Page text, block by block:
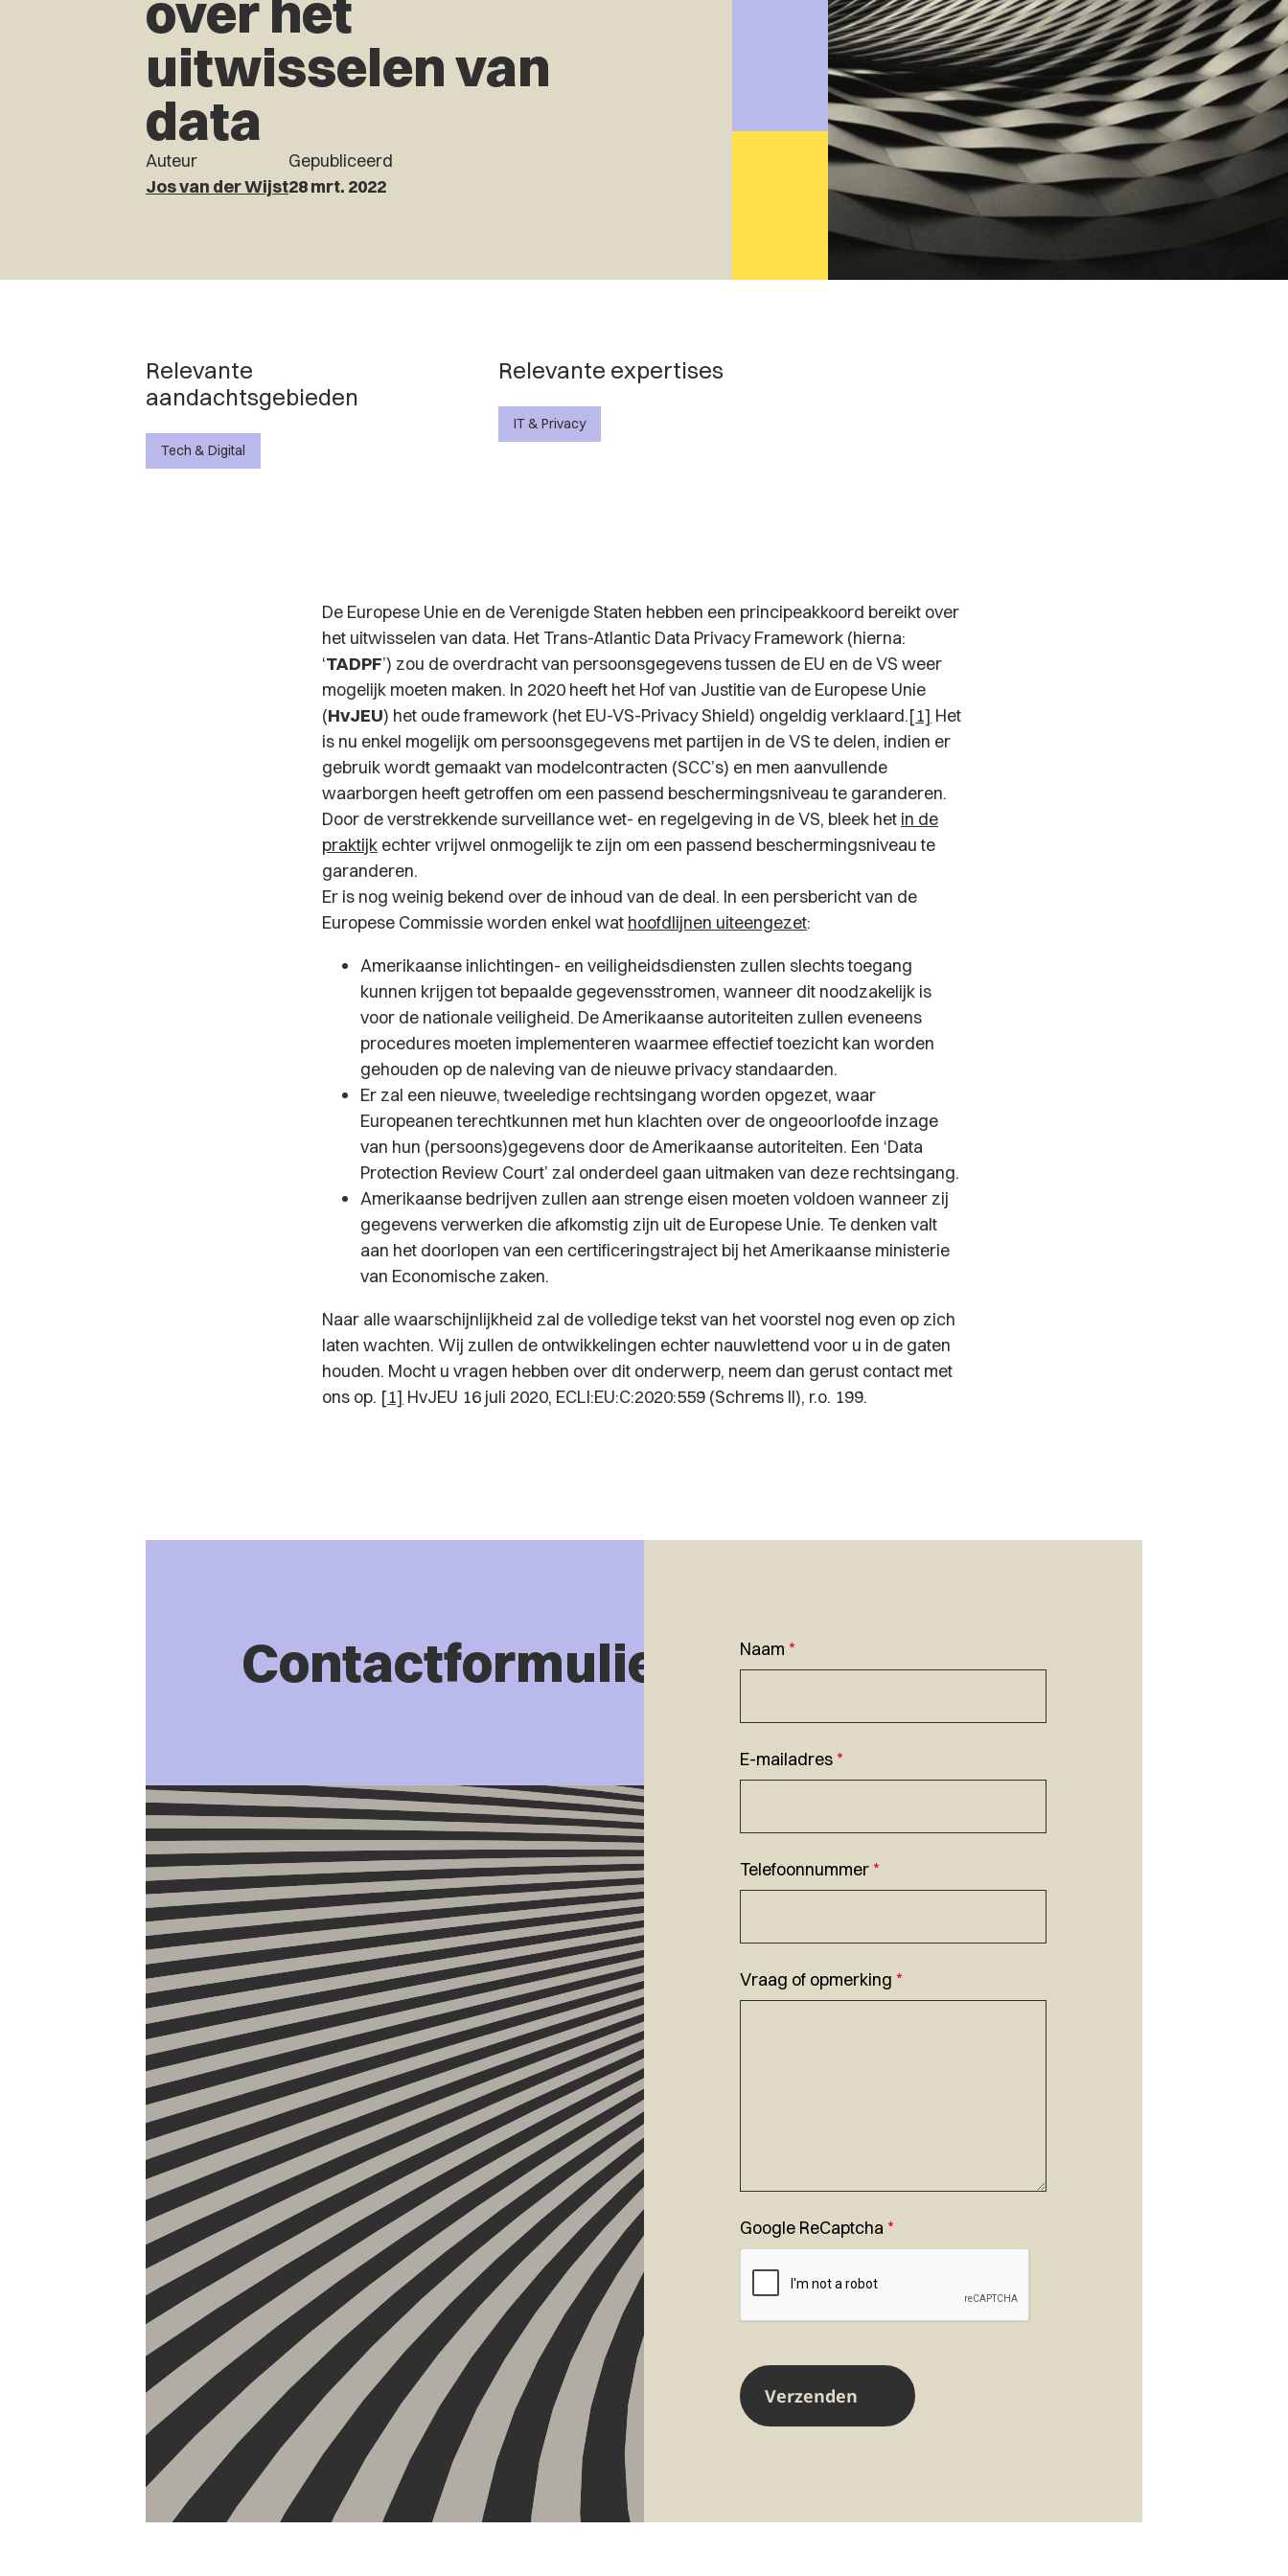
uitwisselen van
data
Auteur
Jos van der Wijst
Gepubliceerd
28 mrt. 2022
Relevante
aandachtsgebieden
Tech & Digital
Relevante expertises
IT & Privacy
De Europese Unie en de Verenigde Staten hebben een principeakkoord bereikt over
het uitwisselen van data. Het Trans-Atlantic Data Privacy Framework (hierna:
‘TADPF’) zou de overdracht van persoonsgegevens tussen de EU en de VS weer
mogelijk moeten maken. In 2020 heeft het Hof van Justitie van de Europese Unie
(HvJEU) het oude framework (het EU-VS-Privacy Shield) ongeldig verklaard.[1] Het
is nu enkel mogelijk om persoonsgegevens met partijen in de VS te delen, indien er
gebruik wordt gemaakt van modelcontracten (SCC’s) en men aanvullende
waarborgen heeft getroffen om een passend beschermingsniveau te garanderen.
Door de verstrekkende surveillance wet- en regelgeving in de VS, bleek het in de
praktijk echter vrijwel onmogelijk te zijn om een passend beschermingsniveau te
garanderen.
Er is nog weinig bekend over de inhoud van de deal. In een persbericht van de
Europese Commissie worden enkel wat hoofdlijnen uiteengezet:
Amerikaanse inlichtingen- en veiligheidsdiensten zullen slechts toegang
kunnen krijgen tot bepaalde gegevensstromen, wanneer dit noodzakelijk is
voor de nationale veiligheid. De Amerikaanse autoriteiten zullen eveneens
procedures moeten implementeren waarmee effectief toezicht kan worden
gehouden op de naleving van de nieuwe privacy standaarden.
Er zal een nieuwe, tweeledige rechtsingang worden opgezet, waar
Europeanen terechtkunnen met hun klachten over de ongeoorloofde inzage
van hun (persoons)gegevens door de Amerikaanse autoriteiten. Een ‘Data
Protection Review Court’ zal onderdeel gaan uitmaken van deze rechtsingang.
Amerikaanse bedrijven zullen aan strenge eisen moeten voldoen wanneer zij
gegevens verwerken die afkomstig zijn uit de Europese Unie. Te denken valt
aan het doorlopen van een certificeringstraject bij het Amerikaanse ministerie
van Economische zaken.
Naar alle waarschijnlijkheid zal de volledige tekst van het voorstel nog even op zich
laten wachten. Wij zullen de ontwikkelingen echter nauwlettend voor u in de gaten
houden. Mocht u vragen hebben over dit onderwerp, neem dan gerust contact met
ons op. [1] HvJEU 16 juli 2020, ECLI:EU:C:2020:559 (Schrems II), r.o. 199.
Contactformulier Naam *
E-mailadres *
Telefoonnummer *
Vraag of opmerking *
Google ReCaptcha *